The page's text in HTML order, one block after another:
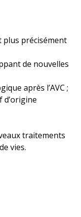
plus précisément
de nouvelles
après l’AVC ;
d’origine
traitements
vies.